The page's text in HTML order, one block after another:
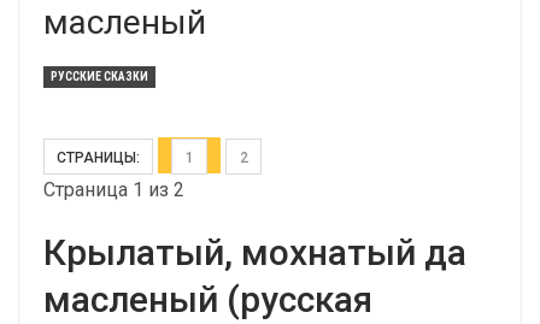
масленый
РУССКИЕ СКАЗКИ
СТРАНИЦЫ: 1 2
Страница 1 из 2
Крылатый, мохнатый да
масленый (русская